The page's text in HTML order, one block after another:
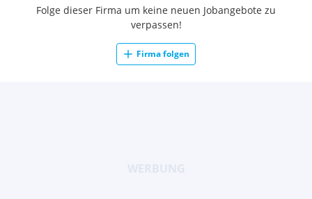
Folge dieser Firma um keine neuen Jobangebote zu
verpassen!
Firma folgen